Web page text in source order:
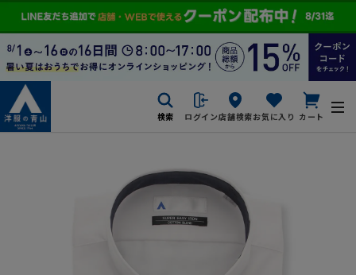
検索 ログイン店舗検索お気に入り カート